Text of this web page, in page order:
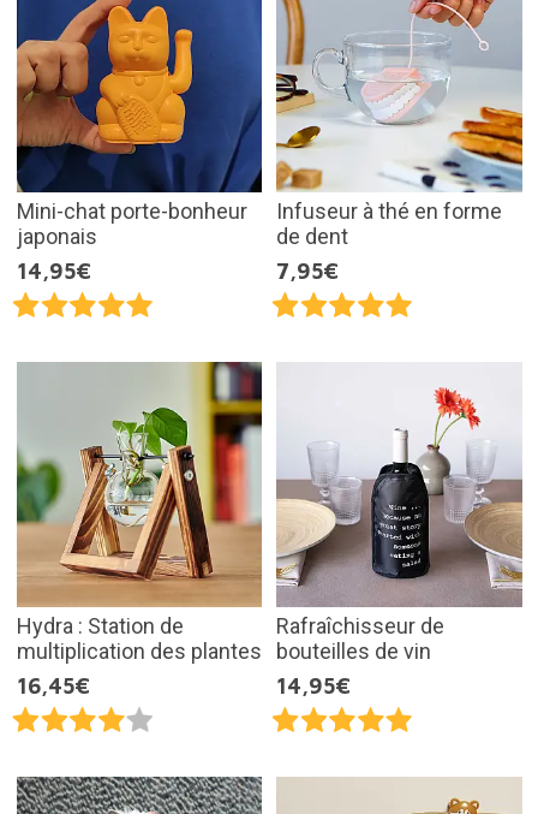
Mini-chat porte-bonheur
japonais
14,95€
Infuseur à thé en forme
de dent
7,95€
Hydra : Station de
multiplication des plantes
16,45€
Rafraîchisseur de
bouteilles de vin
14,95€